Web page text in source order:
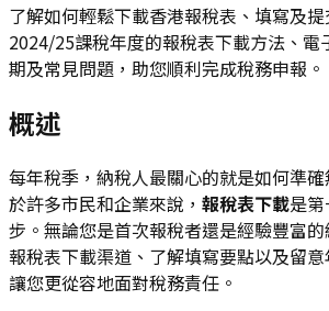
了解如何輕鬆下載香港報稅表、填寫及
2024/25課稅年度的報稅表下載方法、電
期及常見問題，助您順利完成稅務申報。
概述
每年稅季，納稅人最關心的就是如何準
於許多市民和企業來說， 報稅表下載是
步。無論您是首次報稅者還是經驗豐富
報稅表下載渠道、了解填寫要點以及留
讓您更從容地面對稅務責任。